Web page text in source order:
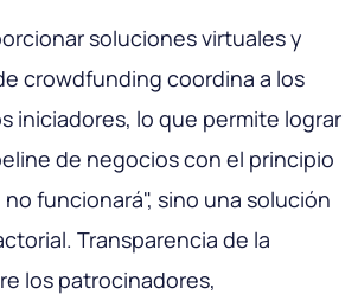
soluciones virtuales y
crowdfunding coordina a los
iniciadores, lo que permite lograr
de negocios con el principio
funcionará", sino una solución
Transparencia de la
los patrocinadores,